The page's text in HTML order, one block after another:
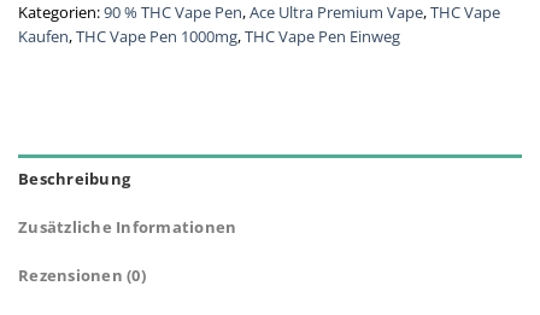
Kategorien:90 % THC Vape Pen,Ace Ultra Premium Vape,THC Vape
Kaufen,THC Vape Pen 1000mg,THC Vape Pen Einweg
Beschreibung
Zusätzliche Informationen
Rezensionen (0)